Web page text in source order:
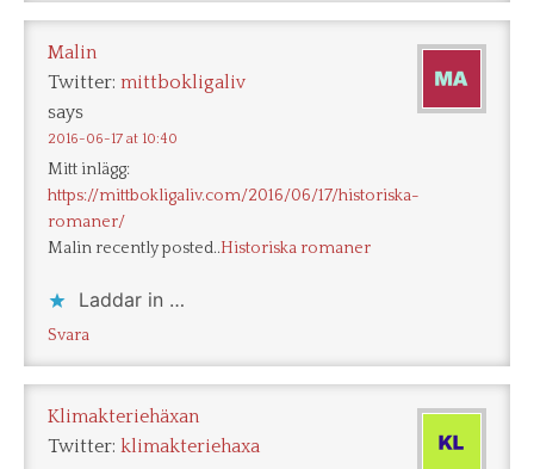
Malin
Twitter: mittbokligaliv
says
2016-06-17 at 10:40
Mitt inlägg:
https://mittbokligaliv.com/2016/06/17/historiska-
romaner/
Malin recently posted..Historiska romaner
Laddar in …
Svara
Klimakteriehäxan
Twitter: klimakteriehaxa